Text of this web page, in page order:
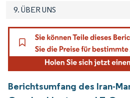
9. ÜBER UNS
Berichtsumfang des Iran-